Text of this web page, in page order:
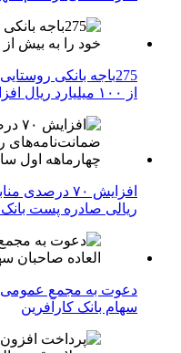
275باجه بانکی
از ۱۰۰ میلیارد ریال افزایش دادند
ریالی صادره پست بانک
دعوت به مجمع عمومی
سهام بانک کارآفرین